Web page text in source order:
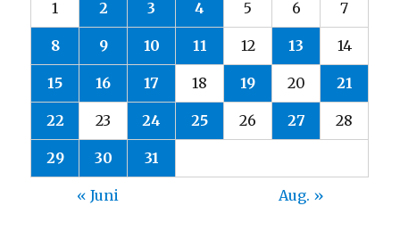
1 2 3 4 5 6 7
8 9 10 11 12 13 14
15 16 17 18 19 20 21
22 23 24 25 26 27 28
29 30 31
« Juni Aug. »